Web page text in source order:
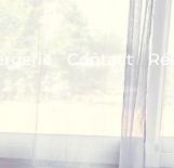
Contact